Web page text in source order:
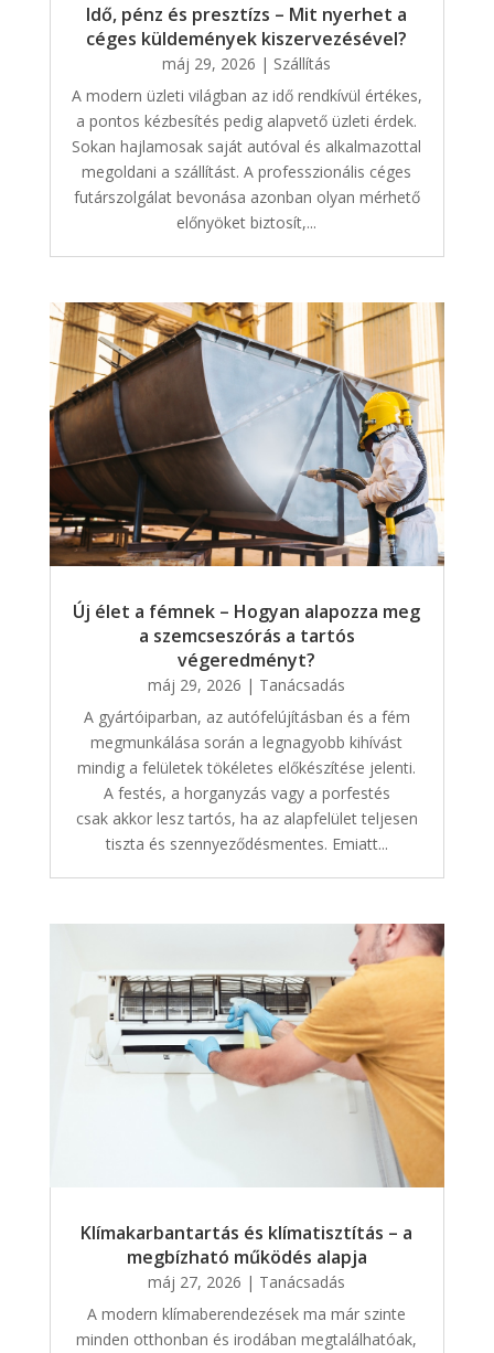
Idő, pénz és presztízs – Mit nyerhet a
céges küldemények kiszervezésével?
máj 29, 2026 | Szállítás
A modern üzleti világban az idő rendkívül értékes,
a pontos kézbesítés pedig alapvető üzleti érdek.
Sokan hajlamosak saját autóval és alkalmazottal
megoldani a szállítást. A professzionális céges
futárszolgálat bevonása azonban olyan mérhető
előnyöket biztosít,...
Új élet a fémnek – Hogyan alapozza meg
a szemcseszórás a tartós
végeredményt?
máj 29, 2026 | Tanácsadás
A gyártóiparban, az autófelújításban és a fém
megmunkálása során a legnagyobb kihívást
mindig a felületek tökéletes előkészítése jelenti.
A festés, a horganyzás vagy a porfestés
csak akkor lesz tartós, ha az alapfelület teljesen
tiszta és szennyeződésmentes. Emiatt...
Klímakarbantartás és klímatisztítás – a
megbízható működés alapja
máj 27, 2026 | Tanácsadás
A modern klímaberendezések ma már szinte
minden otthonban és irodában megtalálhatóak,